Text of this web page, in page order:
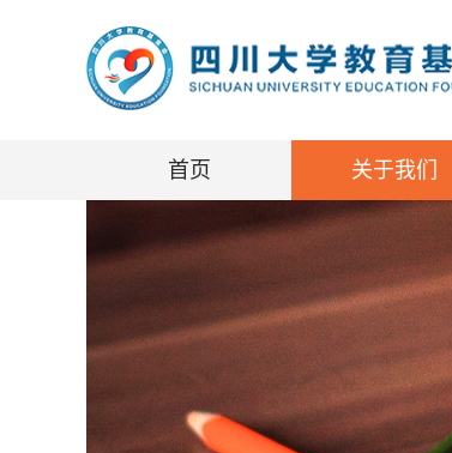
首页 关于我们